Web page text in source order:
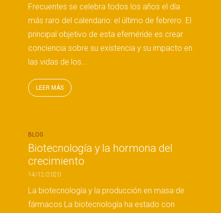
Frecuentes se celebra todos los años el día
más raro del calendario: el último de febrero. El
principal objetivo de esta efeméride es crear
conciencia sobre su existencia y su impacto en
las vidas de los...
LEER MÁS
BLOG
Biotecnología y la hormona del
crecimiento
14/12/2020
La biotecnología y la producción en masa de
fármacos La biotecnología ha estado con